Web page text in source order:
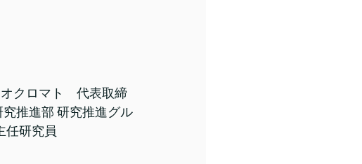
クロマト　代表取締
推進部 研究推進グル
任研究員